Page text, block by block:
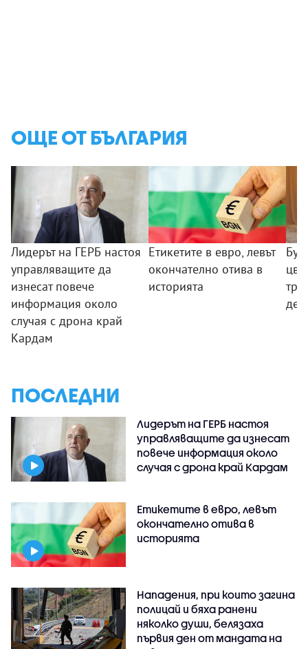
ОЩЕ ОТ БЪЛГАРИЯ
Лидерът на ГЕРБ настоя
управляващите да
изнесат повече
информация около
случая с дрона край
Кардам
Етикетите в евро, левът
окончателно отива в
историята
ПОСЛЕДНИ
Лидерът на ГЕРБ настоя
управляващите да изнесат
повече информация около
случая с дрона край Кардам
Етикетите в евро, левът
окончателно отива в
историята
Нападения, при които загина
полицай и бяха ранени
няколко души, белязаха
първия ден от мандата на